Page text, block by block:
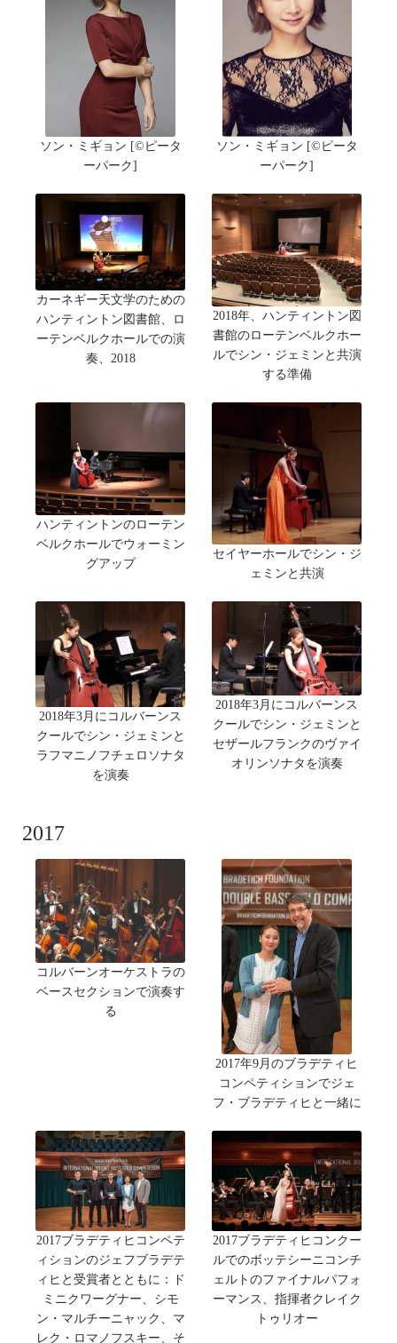
ソン・ミギョン [©ピータ
ーパーク]
ソン・ミギョン [©ピータ
ーパーク]
カーネギー天文学のための
ハンティントン図書館、ロ
ーテンベルクホールでの演
奏、2018
2018年、ハンティントン図
書館のローテンベルクホー
ルでシン・ジェミンと共演
する準備
ハンティントンのローテン
ベルクホールでウォーミン
グアップ
セイヤーホールでシン・ジ
ェミンと共演
2018年3月にコルバーンス
クールでシン・ジェミンと
ラフマニノフチェロソナタ
を演奏
2018年3月にコルバーンス
クールでシン・ジェミンと
セザールフランクのヴァイ
オリンソナタを演奏
2017
コルバーンオーケストラの
ベースセクションで演奏す
る
2017年9月のブラデティヒ
コンペティションでジェ
フ・ブラデティヒと一緒に
2017ブラデティヒコンペテ
ィションのジェフブラデテ
ィヒと受賞者とともに：ド
ミニクワーグナー、シモ
ン・マルチーニャック、マ
レク・ロマノフスキー、そ
2017ブラデティヒコンクー
ルでのボッテシーニコンチ
ェルトのファイナルパフォ
ーマンス、指揮者クレイク
トゥリオー